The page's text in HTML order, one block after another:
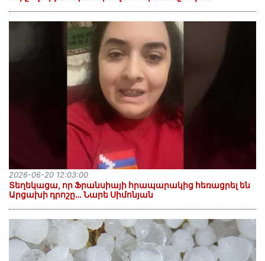
Տեղեկացա, որ Ֆրանսիայի հրապարակից հեռացրել են
Արցախի դրոշը… Նարե Սիմոնյան
2026-06-20 12:03:00